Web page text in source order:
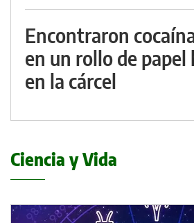
Encontraron
en un rollo de
en la cárcel
Ciencia y Vida